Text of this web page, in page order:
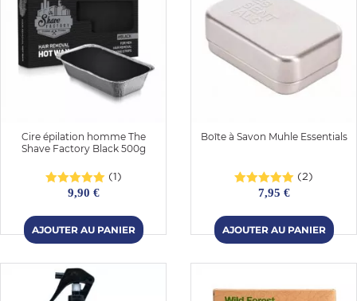
Cire épilation homme The
Shave Factory Black 500g
(1)
9,90 €
Boîte à Savon Muhle Essentials
(2)
7,95 €